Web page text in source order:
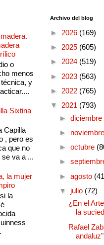
o
menos
y
Sixtina
Capilla
, pero es
que no
va a ...
la mujer
la
Archivo del blog
► 2026 (169)
► 2025 (605)
► 2024 (519)
► 2023 (563)
► 2022 (765)
▼ 2021 (793)
► diciembre
► noviembre
► octubre
►
► agosto
▼ julio (72)
¿En el
la
Rafael
andaluz"